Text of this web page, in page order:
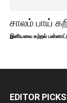
சாலம் பாய்
இனியவை கற்றல்
EDITOR PICKS